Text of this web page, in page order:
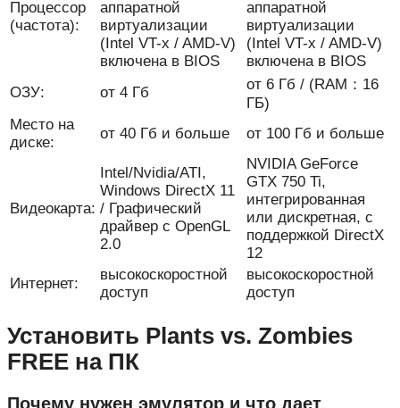
Процессор
(частота):
аппаратной
виртуализации
(Intel VT-x / AMD-V)
включена в BIOS
аппаратной
виртуализации
(Intel VT-x / AMD-V)
включена в BIOS
ОЗУ:
от 4 Гб
от 6 Гб / (RAM：16
ГБ)
Место на
диске:
от 40 Гб и больше от 100 Гб и больше
Видеокарта:
Intel/Nvidia/ATI,
Windows DirectX 11
/ Графический
драйвер с OpenGL
2.0
NVIDIA GeForce
GTX 750 Ti,
интегрированная
или дискретная, с
поддержкой DirectX
12
Интернет:
высокоскоростной
доступ
высокоскоростной
доступ
Установить Plants vs. Zombies
FREE на ПК
Почему нужен эмулятор и что дает